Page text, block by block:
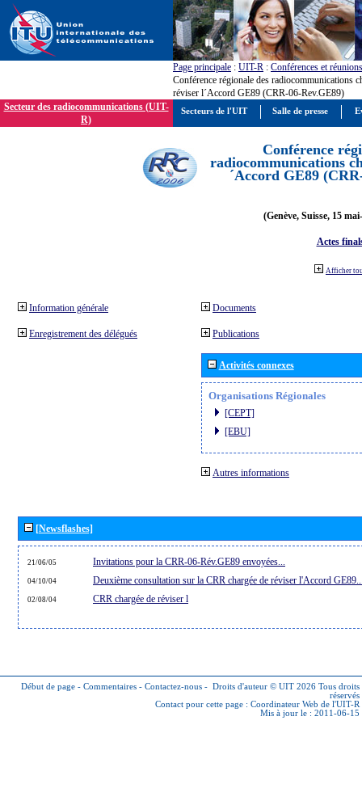
Page principale : UIT-R : Conférences et réunions
Conférence régionale des radiocommunications
réviser l´Accord GE89 (CRR-06-Rev.GE89)
Secteur des radiocommunications (UIT-
R)
Conférence
radiocommunications
´Accord GE89
(Genève, Suisse, 15
Actes
Afficher
Information générale
Enregistrement des délégués
Documents
Publications
Activités connexes
Organisations Régionales
[CEPT]
[EBU]
Autres informations
[Newsflashes]
21/06/05 Invitations pour la CRR-06-Rév.GE89 envoyées...
04/10/04 Deuxième consultation sur la CRR chargée de réviser l'Accord
02/08/04 CRR chargée de réviser l
Début de page - Commentaires - Contactez-nous - Droits d'auteur © UIT 2026 Tous droits
réservés
Contact pour cette page : Coordinateur Web de l'UIT-R
Mis à jour le : 2011-06-15
Secteurs de l'UIT Salle de presse